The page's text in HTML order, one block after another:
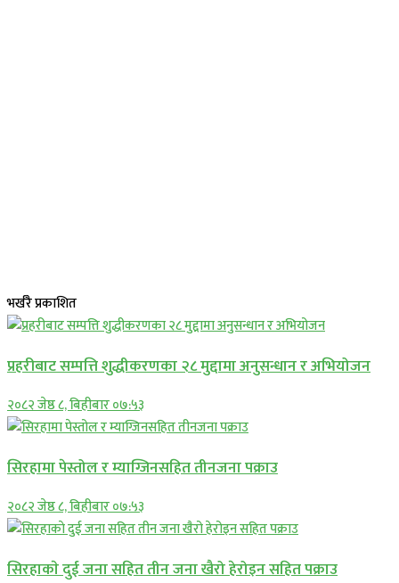
भर्खरै प्रकाशित
प्रहरीबाट सम्पत्ति शुद्धीकरणका २८ मुद्दामा अनुसन्धान र अभियोजन
२०८२ जेष्ठ ८, बिहीबार ०७:५३
सिरहामा पेस्तोल र म्याग्जिनसहित तीनजना पक्राउ
२०८२ जेष्ठ ८, बिहीबार ०७:५३
सिरहाकाे दुई जना सहित तीन जना खैरो हेरोइन सहित पक्राउ